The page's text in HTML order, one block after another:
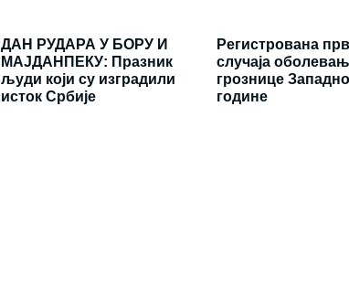
ДАН РУДАРА У БОРУ И
МАЈДАНПЕКУ: Празник
људи који су изградили
исток Србије
Регистрована
случаја
грознице
године